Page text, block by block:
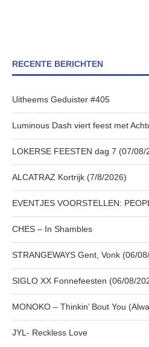
RECENTE BERICHTEN
Uitheems Geduister #405
Luminous Dash viert feest met
LOKERSE FEESTEN dag 7 (07/08/
ALCATRAZ Kortrijk (7/8/2026)
EVENTJES VOORSTELLEN:
CHES – In Shambles
STRANGEWAYS Gent, Vonk (06/
SIGLO XX Fonnefeesten (06/08/
MONOKO – Thinkin’ Bout You
JYL- Reckless Love